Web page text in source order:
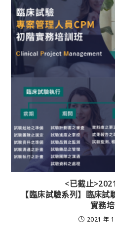
<已截止
【臨床試驗系列】臨床
實務
2021 年